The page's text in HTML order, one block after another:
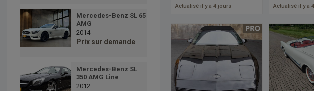
Mercedes-Benz SL 65
AMG
2014
Prix sur demande
Mercedes-Benz SL
350 AMG Line
2012
Actualisé il y a 4 jours Actualisé il y a